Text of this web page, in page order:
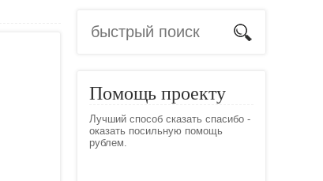
Помощь проекту
Лучший способ сказать спасибо -
оказать посильную помощь
рублем.